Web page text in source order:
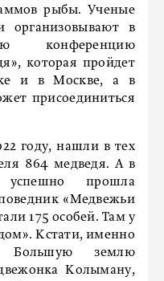
рыбы. Ученые
в
конференцию
которая пройдет
и в Москве, а в
присоединиться
году, нашли в тех
864 медведя. А в
прошла
«Медвежьи
175 особей. Там у
Кстати, именно
Большую землю
Колыману,